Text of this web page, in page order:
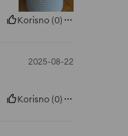
Korisno(0)
2025-08-22
Korisno(0)